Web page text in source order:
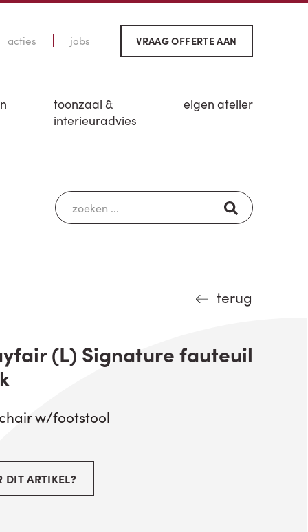
acties jobs VRAAG OFFERTE AAN
toonzaal &
interieuradvies
eigen atelier
terug
(L) Signature fauteuil
w/footstool
DIT ARTIKEL?